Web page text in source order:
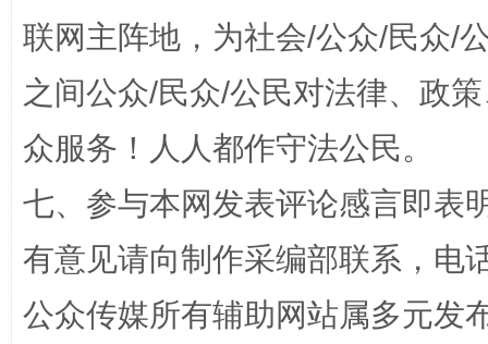
网上购药对药下症？
联网主阵地，为社会/公众/民众/
之间公众/民众/公民对法律、政
众服务！人人都作守法公民。
七、参与本网发表评论感言即表
有意见请向制作采编部联系，电
公众传媒所有辅助网站属多元发